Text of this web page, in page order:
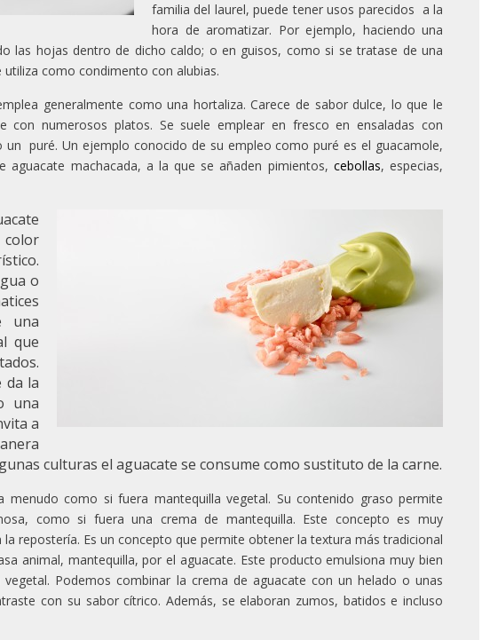
familia del laurel, puede tener usos parecidos a la
hora de aromatizar. Por ejemplo, haciendo una
las hojas dentro de dicho caldo; o en guisos, como si se tratase de una
como condimento con alubias.
generalmente como una hortaliza. Carece de sabor dulce, lo que le
con numerosos platos. Se suele emplear en fresco en ensaladas con
un puré. Un ejemplo conocido de su empleo como puré es el guacamole,
aguacate machacada, a la que se añaden pimientos, cebollas, especias,
o
una
que
da la
una
a
culturas el aguacate se consume como sustituto de la carne.
menudo como si fuera mantequilla vegetal. Su contenido graso permite
como si fuera una crema de mantequilla. Este concepto es muy
repostería. Es un concepto que permite obtener la textura más tradicional
animal, mantequilla, por el aguacate. Este producto emulsiona muy bien
Podemos combinar la crema de aguacate con un helado o unas
con su sabor cítrico. Además, se elaboran zumos, batidos e incluso